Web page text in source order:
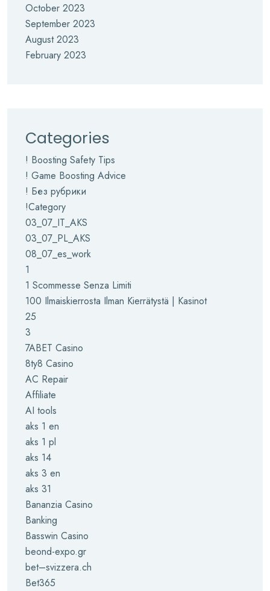
October 2023
September 2023
August 2023
February 2023
Categories
! Boosting Safety Tips
! Game Boosting Advice
! Без рубрики
!Category
03_07_IT_AKS
03_07_PL_AKS
08_07_es_work
1
1 Scommesse Senza Limiti
100 Ilmaiskierrosta Ilman Kierrätystä | Kasinot
25
3
7ABET Casino
8ty8 Casino
AC Repair
Affiliate
AI tools
aks 1 en
aks 1 pl
aks 14
aks 3 en
aks 31
Bananzia Casino
Banking
Basswin Casino
beond-expo.gr
bet–svizzera.ch
Bet365